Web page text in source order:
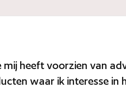
mij heeft voorzien van
waar ik interesse